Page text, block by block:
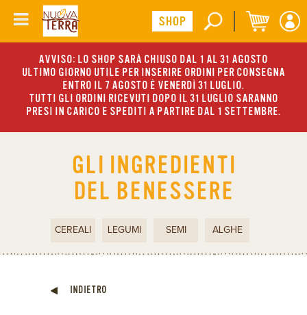
AVVISO: LO SHOP SARÀ CHIUSO DAL 1 AL 31 AGOSTO
ULTIMO GIORNO UTILE PER INSERIRE ORDINI PER CONSEGNA
ENTRO IL 7 AGOSTO È VENERDÌ 31 LUGLIO.
TUTTI GLI ORDINI RICEVUTI DOPO IL 31 LUGLIO SARANNO
PRESI IN CARICO E SPEDITI A PARTIRE DAL 1 SETTEMBRE.
GLI INGREDIENTI
DEL BENESSERE
CEREALI LEGUMI SEMI ALGHE
INDIETRO